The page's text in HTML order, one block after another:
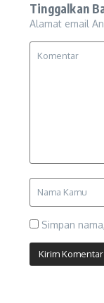
Tinggalkan
Alamat email
Simpan